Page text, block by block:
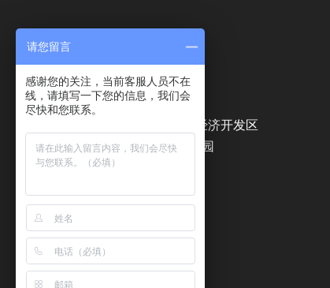
联系方式：0534-2178822
公司传真：0534-5077099
公司地址：山东省德州市经济开发区
中央空调工业园
联系我们
请您留言
感谢您的关注，当前客服人员不在
线，请填写一下您的信息，我们会
尽快和您联系。